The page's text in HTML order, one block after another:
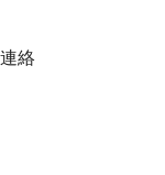
絡